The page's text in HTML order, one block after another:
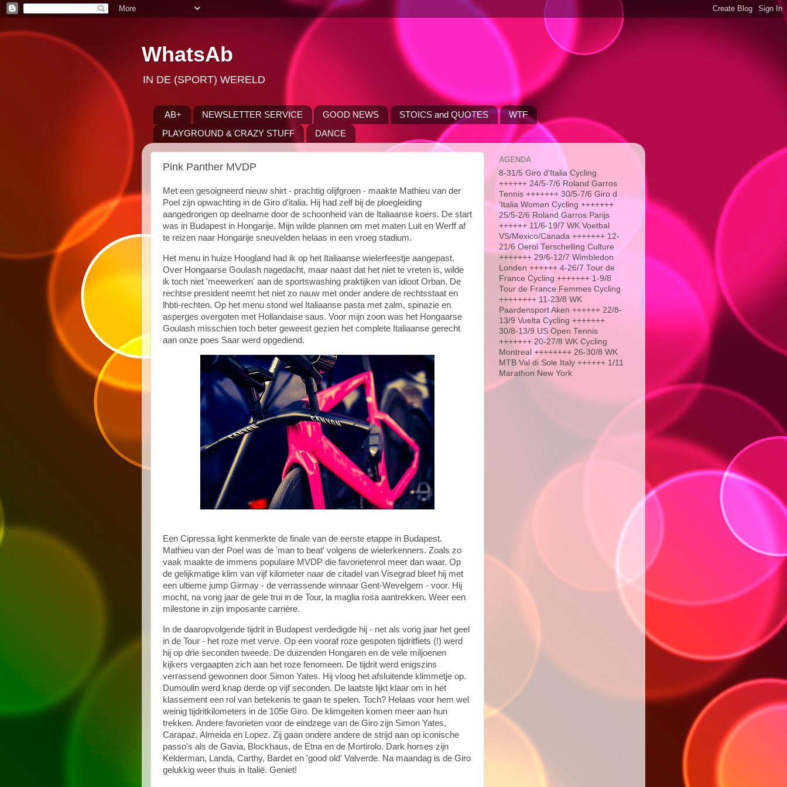
WhatsAb
IN DE (SPORT) WERELD
AB+ NEWSLETTER SERVICE GOOD NEWS STOICS and QUOTES
WTF
PLAYGROUND & CRAZY STUFF
DANCE
Pink Panther MVDP
Met een gesoigneerd nieuw shirt - prachtig olijfgroen - maakte Mathieu van der
Poel zijn opwachting in de Giro d'italia. Hij had zelf bij de ploegleiding
aangedrongen op deelname door de schoonheid van de Italiaanse koers. De start
was in Budapest in Hongarije. Mijn wilde plannen om met maten Luit en Werff af
te reizen naar Hongarije sneuvelden helaas in een vroeg stadium.
Het menu in huize Hoogland had ik op het Italiaanse wielerfeestje aangepast.
Over Hongaarse Goulash nagedacht, maar naast dat het niet te vreten is, wilde
ik toch niet 'meewerken' aan de sportswashing praktijken van idioot Orban. De
rechtse president neemt het niet zo nauw met onder andere de rechtsstaat en
lhbti-rechten. Op het menu stond wel Italiaanse pasta met zalm, spinazie en
asperges overgoten met Hollandaise saus. Voor mijn zoon was het Hongaarse
Goulash misschien toch beter geweest gezien het complete Italiaanse gerecht
aan onze poes Saar werd opgediend.
Een Cipressa light kenmerkte de finale van de eerste etappe in Budapest.
Mathieu van der Poel was de 'man to beat' volgens de wielerkenners. Zoals zo
vaak maakte de immens populaire MVDP die favorietenrol meer dan waar. Op
de gelijkmatige klim van vijf kilometer naar de citadel van Visegrad bleef hij met
een ultieme jump Girmay - de verrassende winnaar Gent-Wevelgem - voor. Hij
mocht, na vorig jaar de gele trui in de Tour, la maglia rosa aantrekken. Weer een
milestone in zijn imposante carrière.
In de daaropvolgende tijdrit in Budapest verdedigde hij - net als vorig jaar het geel
in de Tour - het roze met verve. Op een vooraf roze gespoten tijdritfiets (!) werd
hij op drie seconden tweede. De duizenden Hongaren en de vele miljoenen
kijkers vergaapten zich aan het roze fenomeen. De tijdrit werd enigszins
verrassend gewonnen door Simon Yates. Hij vloog het afsluitende klimmetje op.
Dumoulin werd knap derde op vijf seconden. De laatste lijkt klaar om in het
klassement een rol van betekenis te gaan te spelen. Toch? Helaas voor hem wel
weinig tijdritkilometers in de 105e Giro. De klimgeiten komen meer aan hun
trekken. Andere favorieten voor de eindzege van de Giro zijn Simon Yates,
Carapaz, Almeida en Lopez. Zij gaan ondere andere de strijd aan op iconische
passo's als de Gavia, Blockhaus, de Etna en de Mortirolo. Dark horses zijn
Kelderman, Landa, Carthy, Bardet en 'good old' Valverde. Na maandag is de Giro
gelukkig weer thuis in Italië. Geniet!
AGENDA
8-31/5 Giro d'Italia Cycling
++++++ 24/5-7/6 Roland Garros
Tennis +++++++ 30/5-7/6 Giro d
'Italia Women Cycling +++++++
25/5-2/6 Roland Garros Parijs
++++++ 11/6-19/7 WK Voetbal
VS/Mexico/Canada +++++++ 12-
21/6 Oerol Terschelling Culture
+++++++ 29/6-12/7 Wimbledon
Londen ++++++ 4-26/7 Tour de
France Cycling +++++++ 1-9/8
Tour de France Femmes Cycling
++++++++ 11-23/8 WK
Paardensport Aken ++++++ 22/8-
13/9 Vuelta Cycling +++++++
30/8-13/9 US Open Tennis
+++++++ 20-27/8 WK Cycling
Montreal ++++++++ 26-30/8 WK
MTB Val di Sole Italy ++++++ 1/11
Marathon New York